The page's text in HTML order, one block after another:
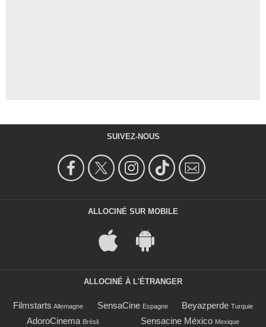
SUIVEZ-NOUS
ALLOCINÉ SUR MOBILE
ALLOCINÉ À L'ÉTRANGER
Filmstarts Allemagne SensaCine Espagne Beyazperde Turquie
AdoroCinema Brésil Sensacine México Mexique